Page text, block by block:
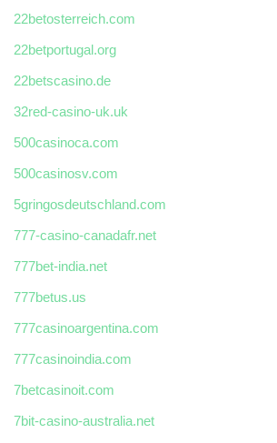
22betosterreich.com
22betportugal.org
22betscasino.de
32red-casino-uk.uk
500casinoca.com
500casinosv.com
5gringosdeutschland.com
777-casino-canadafr.net
777bet-india.net
777betus.us
777casinoargentina.com
777casinoindia.com
7betcasinoit.com
7bit-casino-australia.net